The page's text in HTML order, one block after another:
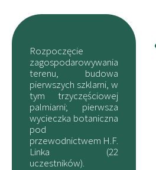
Rozpoczęcie
zagospodarowywania
terenu, budowa
pierwszych szklarni, w
tym trzyczęściowej
palmiarni; pierwsza
wycieczka botaniczna
pod
przewodnictwem H.F.
Linka (22
uczestników).